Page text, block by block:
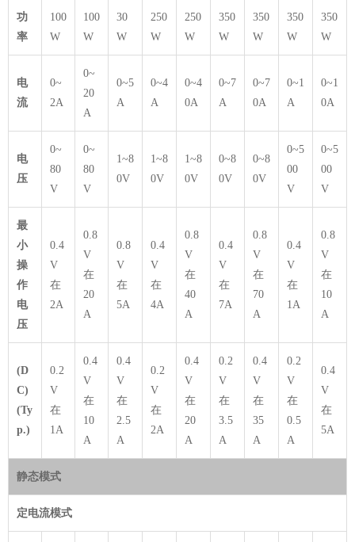
功
率
100
W
100
W
30
W
250
W
250
W
350
W
350
W
350
W
350
W
电
流
0~
2A
0~
20
A
0~5
A
0~4
A
0~4
0A
0~7
A
0~7
0A
0~1
A
0~1
0A
电
压
0~
80
V
0~
80
V
1~8
0V
1~8
0V
1~8
0V
0~8
0V
0~8
0V
0~5
00
V
0~5
00
V
最
小
操
作
电
压
0.4
V
在
2A
0.8
V
在
20
A
0.8
V
在
5A
0.4
V
在
4A
0.8
V
在
40
A
0.4
V
在
7A
0.8
V
在
70
A
0.4
V
在
1A
0.8
V
在
10
A
(D
C)
(Ty
p.)
0.2
V
在
1A
0.4
V
在
10
A
0.4
V
在
2.5
A
0.2
V
在
2A
0.4
V
在
20
A
0.2
V
在
3.5
A
0.4
V
在
35
A
0.2
V
在
0.5
A
0.4
V
在
5A
静态模式
定电流模式